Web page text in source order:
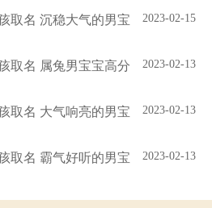
2023-02-15
取名 沉稳大气的男宝
2023-02-13
取名 属兔男宝宝高分
2023-02-13
取名 大气响亮的男宝
2023-02-13
取名 霸气好听的男宝